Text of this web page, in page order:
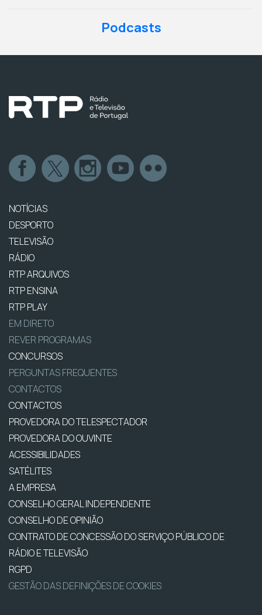
Podcasts
NOTÍCIAS
DESPORTO
TELEVISÃO
RÁDIO
RTP ARQUIVOS
RTP ENSINA
RTP PLAY
EM DIRETO
REVER PROGRAMAS
CONCURSOS
PERGUNTAS FREQUENTES
CONTACTOS
CONTACTOS
PROVEDORA DO TELESPECTADOR
PROVEDORA DO OUVINTE
ACESSIBILIDADES
SATÉLITES
A EMPRESA
CONSELHO GERAL INDEPENDENTE
CONSELHO DE OPINIÃO
CONTRATO DE CONCESSÃO DO SERVIÇO PÚBLICO DE
RÁDIO E TELEVISÃO
RGPD
GESTÃO DAS DEFINIÇÕES DE COOKIES